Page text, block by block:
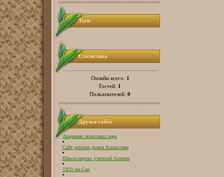
Теги
Статистика
Онлайн всего: 1
Гостей: 1
Пользователей: 0
Друзья сайта
Академия сказочных наук
Сайт детских домов Казахстана
Школа-портал учителей Алматы
ТЮЗ им.Сац